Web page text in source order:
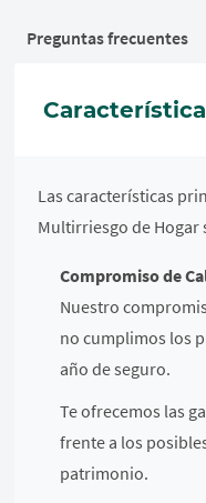
Preguntas frecuentes
Las características
Multirriesgo de Hogar
Compromiso de
Nuestro
no cumplimos los
año de seguro.
Te ofrecemos las
frente a los
patrimonio.